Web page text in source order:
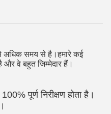
से अधिक समय से है।हमारे कई
और वे बहुत जिम्मेदार हैं।
पूर्ण निरीक्षण होता है।